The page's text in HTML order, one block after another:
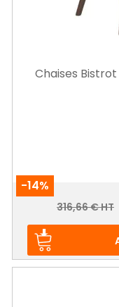
Chaises
-14%
Prix
Prix
316,66 € HT